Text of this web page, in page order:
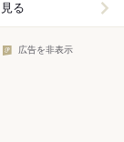
る
広告を非表示